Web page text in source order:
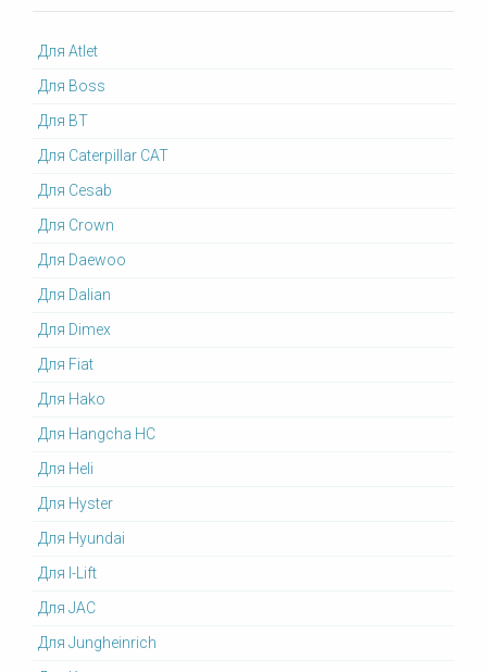
Для Atlet
Для Boss
Для BT
Для Caterpillar CAT
Для Cesab
Для Crown
Для Daewoo
Для Dalian
Для Dimex
Для Fiat
Для Hako
Для Hangcha HC
Для Heli
Для Hyster
Для Hyundai
Для I-Lift
Для JAC
Для Jungheinrich